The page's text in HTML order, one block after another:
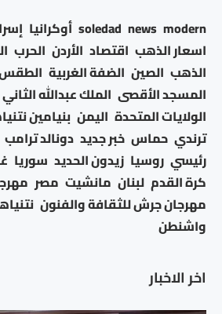
اخر الاخبار
modern
news
soledad أوكرانيا
اسعار الذهب اقتصاد الأردن الحرب
الذهب الصين الضفة الغربية
المسجد الأقصى الملك عبدالله الثاني
الولايات المتحدة اليمن بنيامين
ترندي حماس خبر جديد دونالد ترامب
رئيسي روسيا زيدون الحديد سوريا
كرة القدم لبنان مانشيت مصر
مهرجان جرش للثقافة والفنون
واشنطن